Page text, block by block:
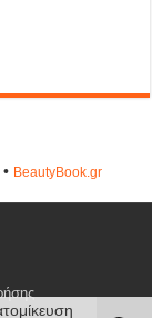
ΒeautyΒook.gr